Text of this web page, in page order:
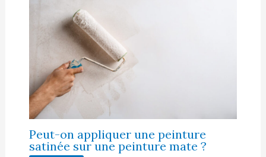
Peut-on appliquer une peinture
satinée sur une peinture mate ?